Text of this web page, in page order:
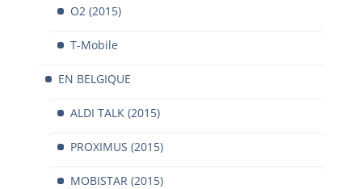
O2 (2015)
T-Mobile
EN BELGIQUE
ALDI TALK (2015)
PROXIMUS (2015)
MOBISTAR (2015)